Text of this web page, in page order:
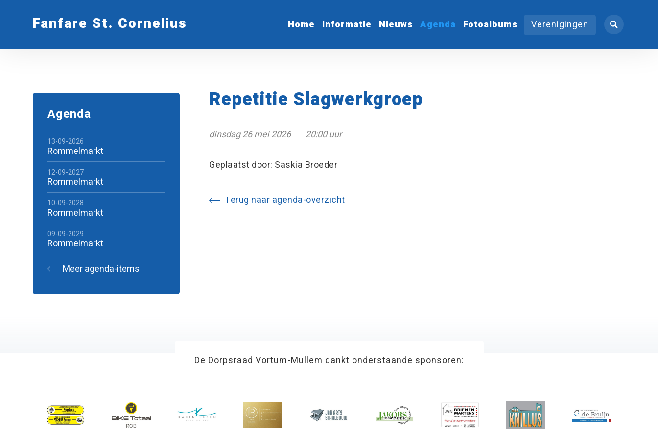
Fanfare St. Cornelius Home Informatie Nieuws Agenda Fotoalbums Verenigingen
Repetitie Slagwerkgroep
dinsdag 26 mei 2026 20:00 uur
Geplaatst door: Saskia Broeder
Terug naar agenda-overzicht
Agenda
13-09-2026
Rommelmarkt
12-09-2027
Rommelmarkt
10-09-2028
Rommelmarkt
09-09-2029
Rommelmarkt
Meer agenda-items
De Dorpsraad Vortum-Mullem dankt onderstaande sponsoren: